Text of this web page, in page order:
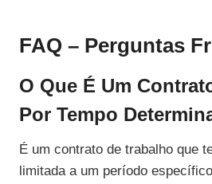
FAQ – Perguntas
O Que É Um
Por Tempo
É um contrato de trabalho que
limitada a um período